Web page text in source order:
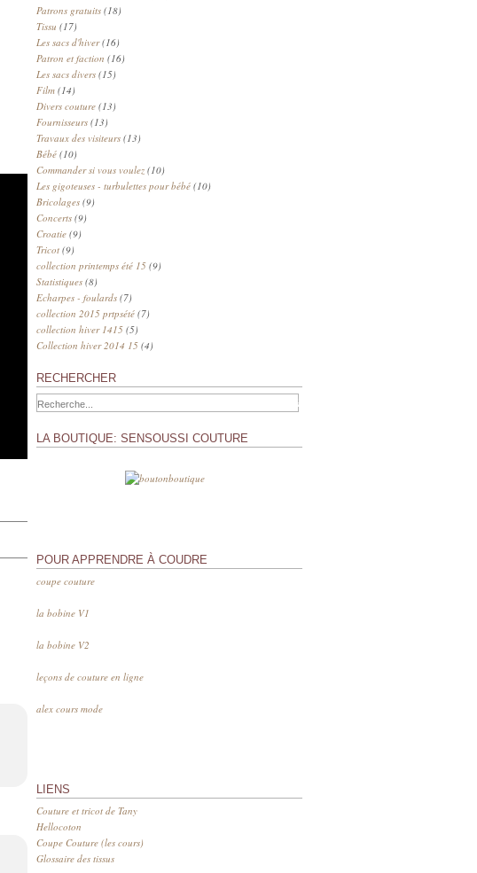
Patrons gratuits (18)
Tissu (17)
Les sacs d'hiver(16)
Patron et faction (16)
Les sacs divers (15)
Film (14)
Divers couture (13)
Fournisseurs (13)
Travaux des visiteurs (13)
Bébé (10)
Commander si vous voulez (10)
Les gigoteuses - turbulettes pour bébé (10)
Bricolages (9)
Concerts (9)
Croatie (9)
Tricot (9)
collection printemps été 15 (9)
Statistiques (8)
Echarpes - foulards (7)
collection 2015 prtpsété (7)
collection hiver 1415 (5)
Collection hiver 2014 15 (4)
RECHERCHER
LA BOUTIQUE: SENSOUSSI COUTURE
POUR APPRENDRE À COUDRE
coupe couture
la bobine V1
la bobine V2
leçons de couture en ligne
alex cours mode
LIENS
Couture et tricot de Tany
Hellocoton
Coupe Couture (les cours)
Glossaire des tissus